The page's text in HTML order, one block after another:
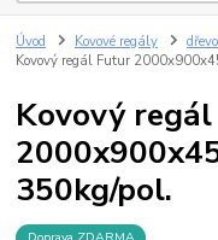
Úvod Kovové regály
Kovový regál Futur
Kovový
350kg/pol.